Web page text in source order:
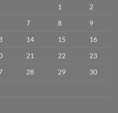
1
2
7 8
9
14 15
16
21 22
23
28 29
30